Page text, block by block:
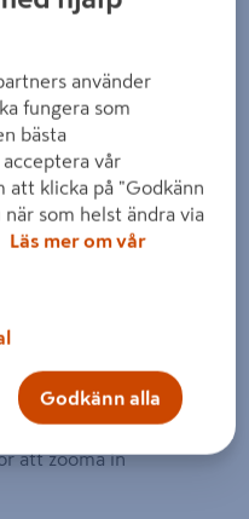
att zooma in
använder
fungera som
bästa
acceptera vår
att klicka på "Godkänn
när som helst ändra via
Läs mer om vår
Godkänn alla